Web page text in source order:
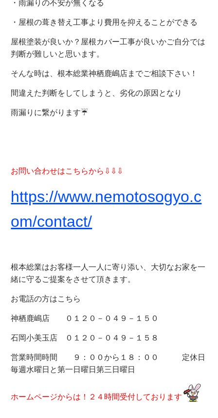
・雨漏りの不安が無くなる
・屋根の葺き替え工事より費用を抑えることができる
屋根塗装が良いか？屋根カバー工事が良いかご自分では
判断が難しいと思います。
そんな時は、根本総業神栖鹿嶋店までご相談下さい！
間違えた判断をしてしまうと、劣化の原因となり
雨漏りに繋がります☔
お問い合わせはこちらから⇩⇩⇩
https://www.nemotosogyo.c
om/contact/
根本総業はお客様一人一人に寄り添い、大切なお家を一
緒に守るご提案をさせて頂きます。
お電話の方はこちら
神栖鹿嶋店 ０１２０－０４９－１５０
石岡小美玉店 ０１２０－０４９－１５８
営業時間時間 ９：００から１８：００ 定休日
毎週水曜日と第一日曜日第三日曜日
ホームページからは！２４時間受付しております